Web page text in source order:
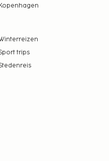
Kopenhagen
trips